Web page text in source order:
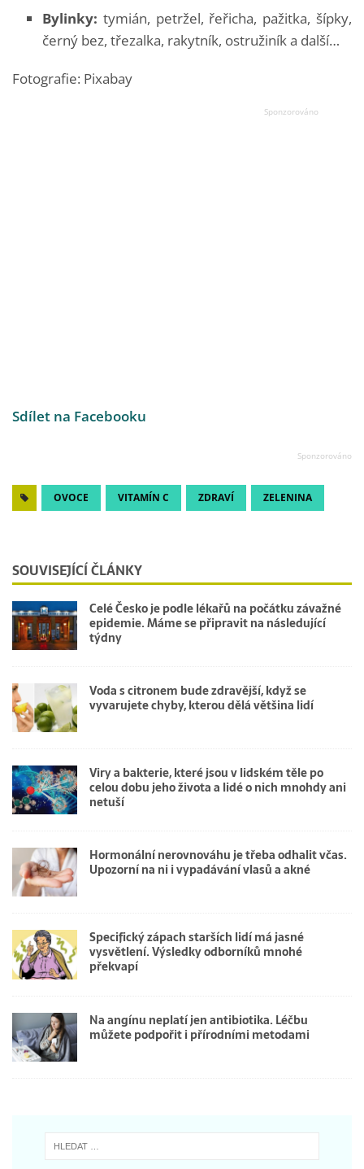
Bylinky: tymián, petržel, řeřicha, pažitka, šípky,
černý bez, třezalka, rakytník, ostružiník a další…
Fotografie: Pixabay
Sdílet na Facebooku
OVOCE VITAMÍN C ZDRAVÍ ZELENINA
SOUVISEJÍCÍ ČLÁNKY
Celé Česko je podle lékařů na počátku závažné
epidemie. Máme se připravit na následující
týdny
Voda s citronem bude zdravější, když se
vyvarujete chyby, kterou dělá většina lidí
Viry a bakterie, které jsou v lidském těle po
celou dobu jeho života a lidé o nich mnohdy ani
netuší
Hormonální nerovnováhu je třeba odhalit včas.
Upozorní na ni i vypadávání vlasů a akné
Specifický zápach starších lidí má jasné
vysvětlení. Výsledky odborníků mnohé
překvapí
Na angínu neplatí jen antibiotika. Léčbu
můžete podpořit i přírodními metodami